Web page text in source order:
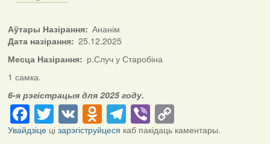
Аўтары Назірання
Ананім
Дата назірання
25.12.2025
Месца Назірання
р.Случ у Старобіна
1 самка.
6-я рэгістрацыя для 2025 году.
Facebook
Twitter
VKOdnoklassniki
Telegram
ViberCopy
Link
Увайдзіцеці зарэгіструйцеся каб пакідаць каментары.